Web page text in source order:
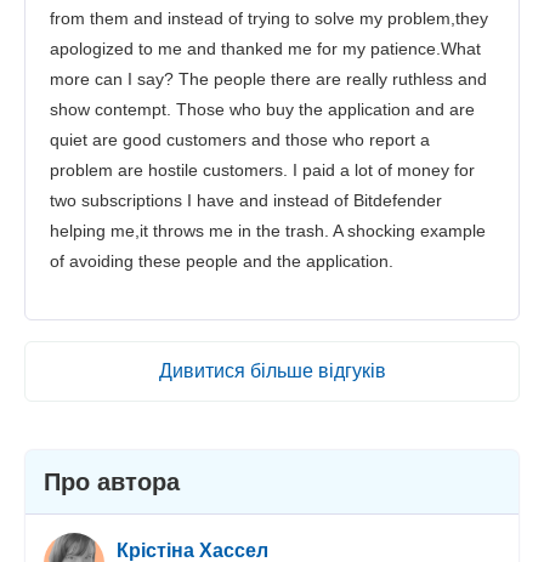
from them and instead of trying to solve my problem,they
apologized to me and thanked me for my patience.What
more can I say? The people there are really ruthless and
show contempt. Those who buy the application and are
quiet are good customers and those who report a
problem are hostile customers. I paid a lot of money for
two subscriptions I have and instead of Bitdefender
helping me,it throws me in the trash. A shocking example
of avoiding these people and the application.
Дивитися більше відгуків
Про автора
Крістіна Хассел